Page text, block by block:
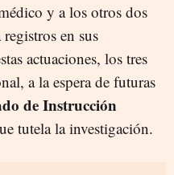
y a los otros dos
en sus
actuaciones, los tres
a la espera de futuras
de Instrucción
tutela la investigación.